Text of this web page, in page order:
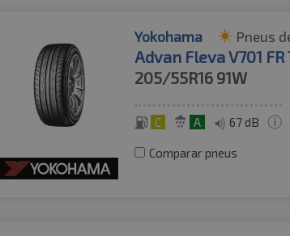
Yokohama Pneus
Advan Fleva V701 FR
205/55R16 91W
C A 67 dB
Comparar pneus